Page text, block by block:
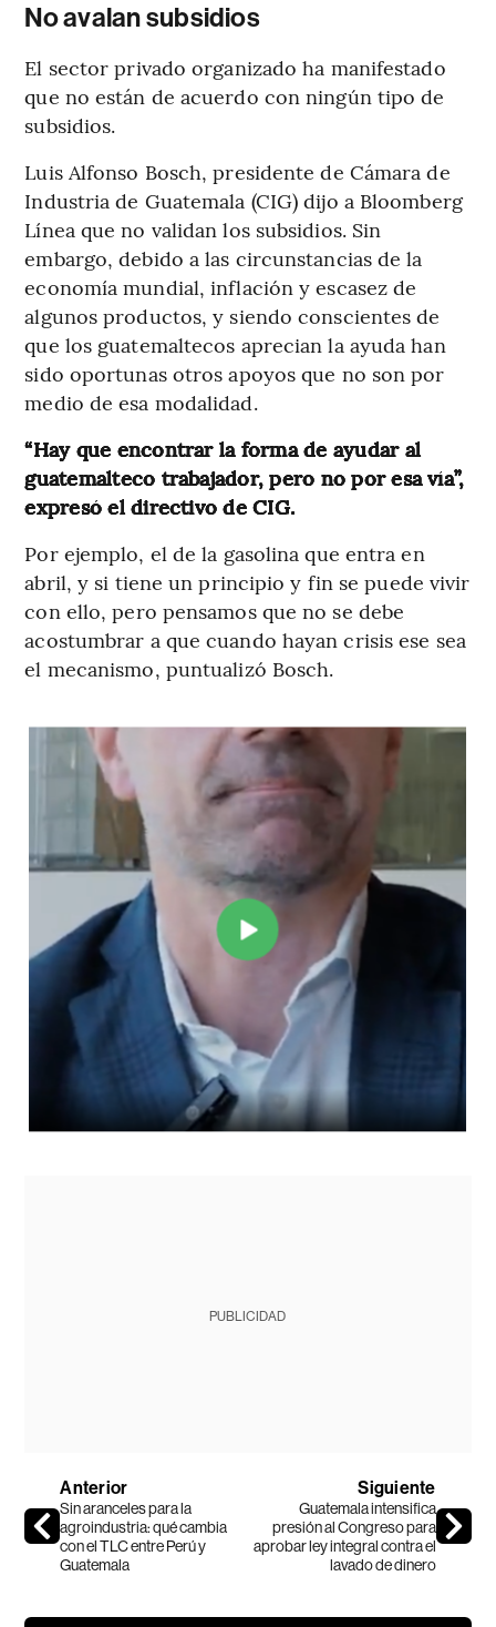
No avalan subsidios
El sector privado organizado ha manifestado
que no están de acuerdo con ningún tipo de
subsidios.
Luis Alfonso Bosch, presidente de Cámara de
Industria de Guatemala (CIG) dijo a Bloomberg
Línea que no validan los subsidios. Sin
embargo, debido a las circunstancias de la
economía mundial, inflación y escasez de
algunos productos, y siendo conscientes de
que los guatemaltecos aprecian la ayuda han
sido oportunas otros apoyos que no son por
medio de esa modalidad.
“Hay que encontrar la forma de ayudar al
guatemalteco trabajador, pero no por esa vía”,
expresó el directivo de CIG.
Por ejemplo, el de la gasolina que entra en
abril, y si tiene un principio y fin se puede vivir
con ello, pero pensamos que no se debe
acostumbrar a que cuando hayan crisis ese sea
el mecanismo, puntualizó Bosch.
PUBLICIDAD
Anterior
Sin aranceles para la
agroindustria: qué cambia
con el TLC entre Perú y
Guatemala
Siguiente
Guatemala intensifica
presión al Congreso para
aprobar ley integral contra el
lavado de dinero